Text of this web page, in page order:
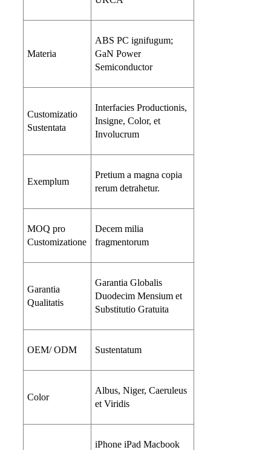
Materia
ABS PC ignifugum;
GaN Power
Semiconductor
Customizatio
Sustentata
Interfacies Productionis,
Insigne, Color, et
Involucrum
Exemplum
Pretium a magna copia
rerum detrahetur.
MOQ pro
Customizatione
Decem milia
fragmentorum
Garantia
Qualitatis
Garantia Globalis
Duodecim Mensium et
Substitutio Gratuita
OEM/ ODM Sustentatum
Color
Albus, Niger, Caeruleus
et Viridis
iPhone iPad Macbook